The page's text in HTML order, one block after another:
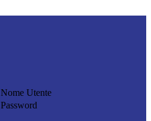
Nome Utente
Password